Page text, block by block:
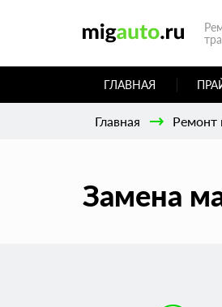
ГЛАВНАЯ
Главная Ремонт
Замена